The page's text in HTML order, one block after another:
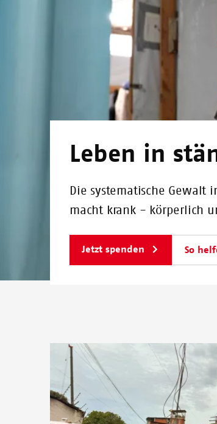
Leben in
Die systematische Gewalt
macht krank - körperlich
Jetzt spenden So